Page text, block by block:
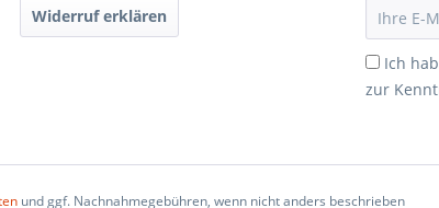
Widerruf erklären
Ich
zur
und ggf. Nachnahmegebühren, wenn nicht anders beschrieben